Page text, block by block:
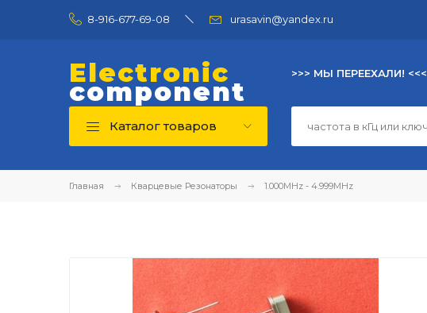
8-916-677-69-08 urasavin@yandex.ru
Electronic
component
>>> МЫ ПЕРЕЕХАЛИ! <<<
Каталог товаров
Главная Кварцевые Резонаторы 1.000MHz - 4.999MHz